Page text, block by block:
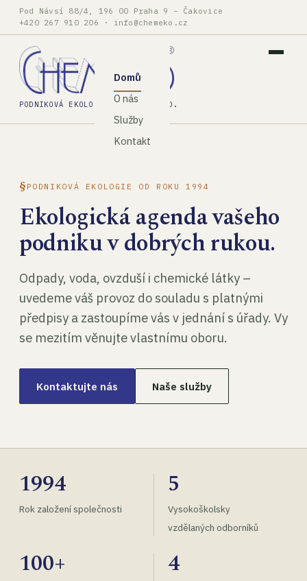
Pod Návsí 88/4, 196 00 Praha 9 – Čakovice
+420 267 910 206 · info@chemeko.cz
PODNIKOVÁ EKOLOGIE, SPOL. S R.O.
Domů
O nás
Služby
Kontakt
PODNIKOVÁ EKOLOGIE OD ROKU 1994
Ekologická agenda vašeho
podniku v dobrých rukou.
Odpady, voda, ovzduší i chemické látky –
uvedeme váš provoz do souladu s platnými
předpisy a zastoupíme vás v jednání s úřady. Vy
se mezitím věnujte vlastnímu oboru.
Kontaktujte nás Naše služby
1994
Rok založení společnosti
5
Vysokoškolsky
vzdělaných odborníků
100+ 4